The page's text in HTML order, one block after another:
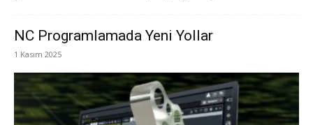
NC Programlamada Yeni Yollar
1 Kasım 2025